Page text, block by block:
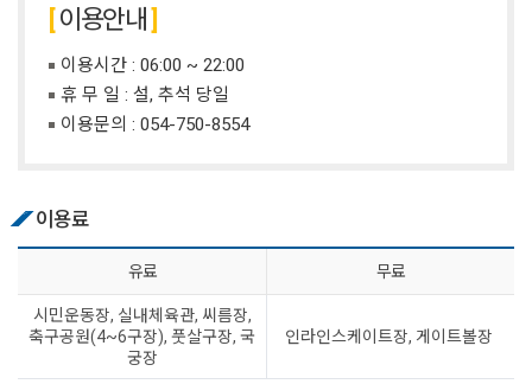
이용안내
이용시간 : 06:00 ~ 22:00
휴 무 일 : 설, 추석 당일
이용문의 : 054-750-8554
이용료
유료 무료
시민운동장, 실내체육관, 씨름장,
축구공원(4~6구장), 풋살구장, 국
궁장
인라인스케이트장, 게이트볼장